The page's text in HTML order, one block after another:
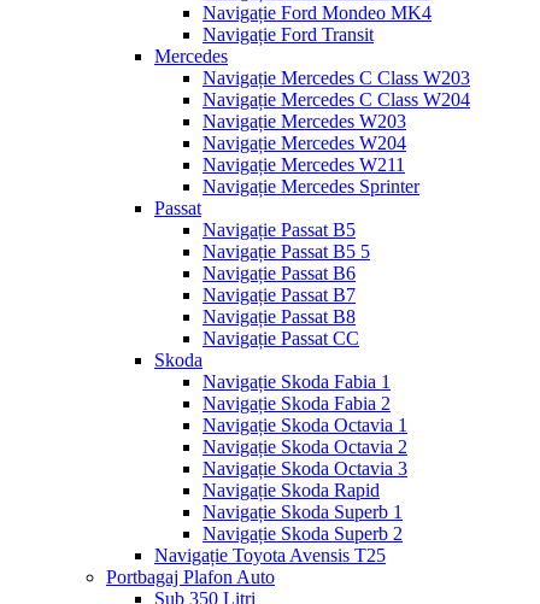
Navigație Ford Mondeo MK4
Navigație Ford Transit
Mercedes
Navigație Mercedes C Class W203
Navigație Mercedes C Class W204
Navigație Mercedes W203
Navigație Mercedes W204
Navigație Mercedes W211
Navigație Mercedes Sprinter
Passat
Navigație Passat B5
Navigație Passat B5 5
Navigație Passat B6
Navigație Passat B7
Navigație Passat B8
Navigație Passat CC
Skoda
Navigație Skoda Fabia 1
Navigație Skoda Fabia 2
Navigație Skoda Octavia 1
Navigație Skoda Octavia 2
Navigație Skoda Octavia 3
Navigație Skoda Rapid
Navigație Skoda Superb 1
Navigație Skoda Superb 2
Navigație Toyota Avensis T25
Portbagaj Plafon Auto
Sub 350 Litri